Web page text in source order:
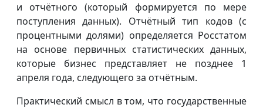
и отчётного (который формируется по мере
поступления данных). Отчётный тип кодов (с
процентными долями) определяется Росстатом
на основе первичных статистических данных,
которые бизнес представляет не позднее 1
апреля года, следующего за отчётным.
Практический смысл в том, что государственные